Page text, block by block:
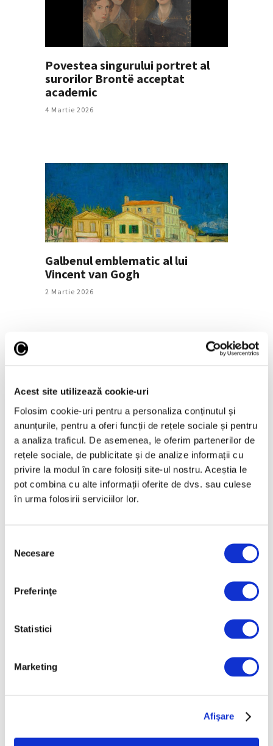
Acest site utilizează cookie-uri
Folosim cookie-uri pentru a personaliza conținutul și
anunțurile, pentru a oferi funcții de rețele sociale și pentru
a analiza traficul. De asemenea, le oferim partenerilor de
rețele sociale, de publicitate și de analize informații cu
privire la modul în care folosiți site-ul nostru. Aceștia le
pot combina cu alte informații oferite de dvs. sau culese
în urma folosirii serviciilor lor.
consimțământului
Necesare
Preferinţe
Statistici
Marketing
Afişare
Povestea singurului portret al
surorilor Brontë acceptat
academic
4 Martie 2026
Galbenul emblematic al lui
Vincent van Gogh
2 Martie 2026
Artiștii și absintul: Manet, Degas,
Toulouse-Lautrec, Van Gogh s-au
confruntat cu „Zâna Verde”
26 Februarie 2026
lui Brâncuși, în expoziție